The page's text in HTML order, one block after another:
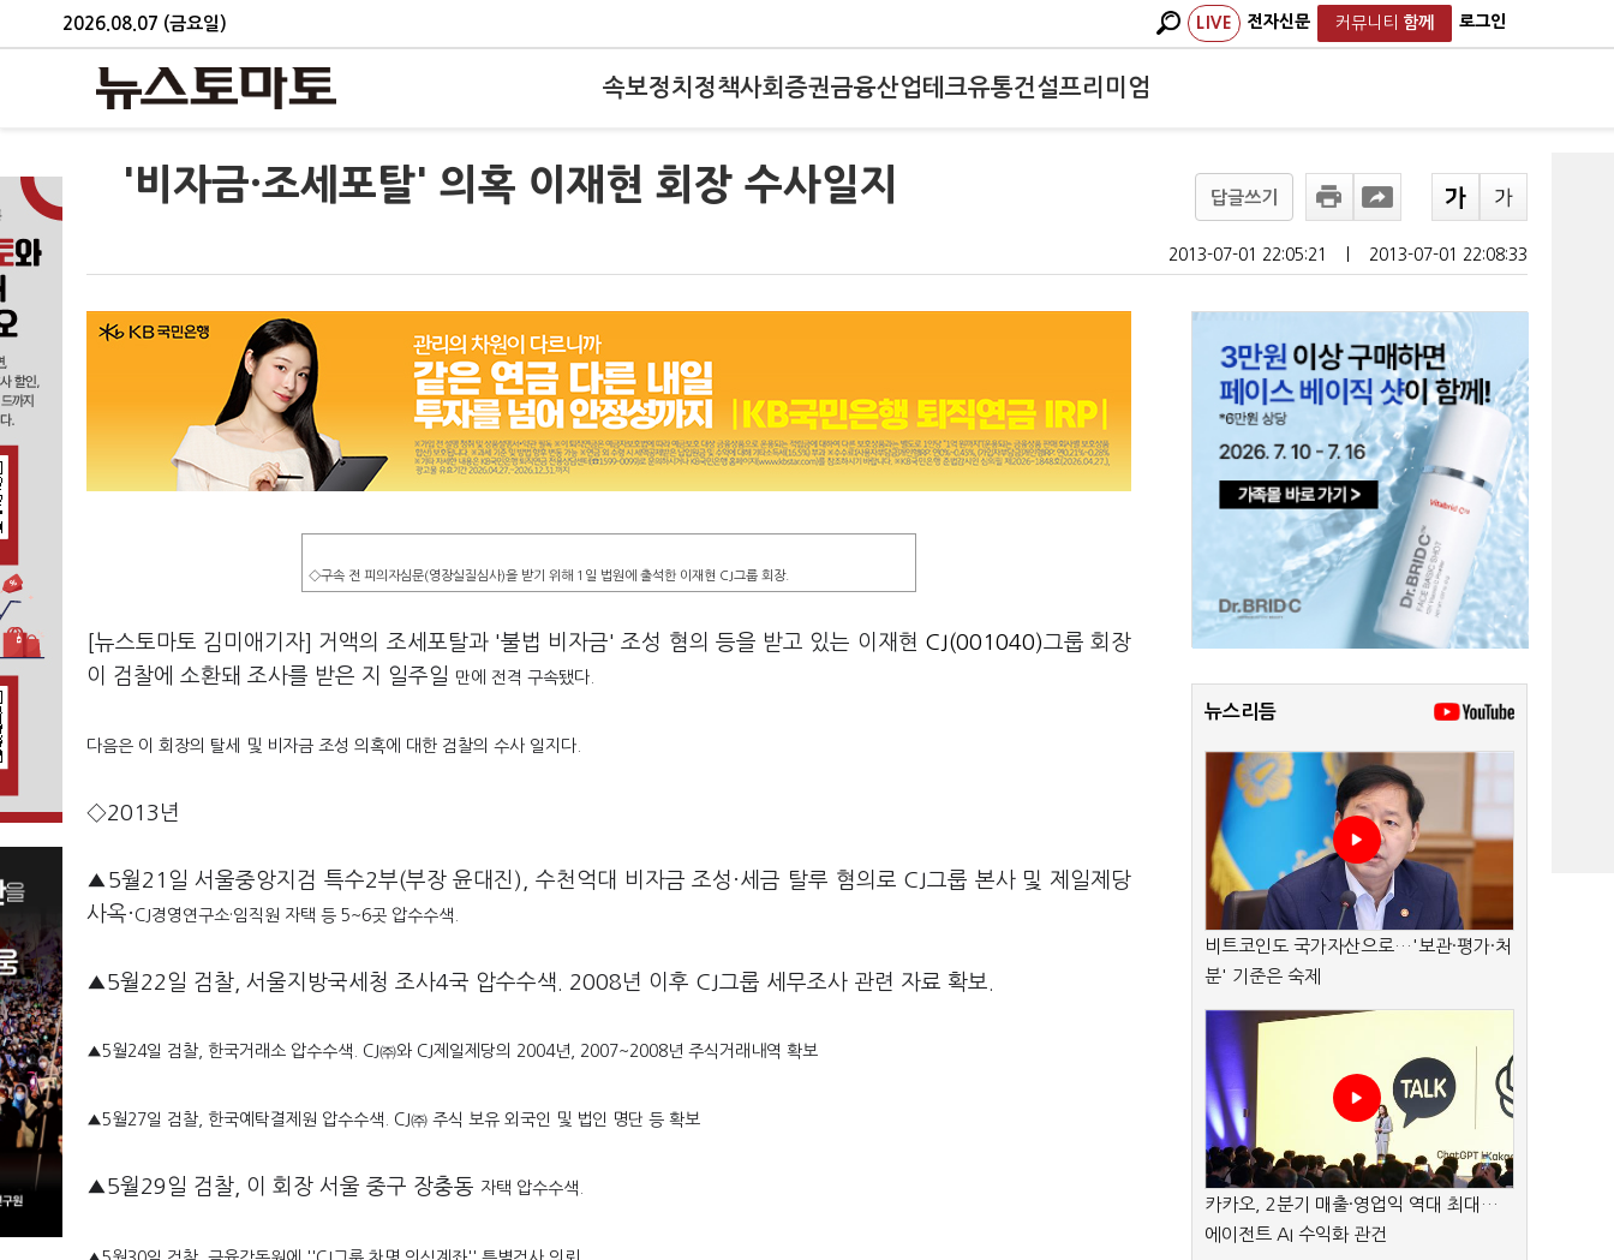
2026.08.07 (금요일) LIVE 전자신문 커뮤니티 함께 로그인
속보정치 정책사회 증권금융산업테크유통건설프리미엄
'비자금·조세포탈' 의혹 이재현 회장 수사일지 답글쓰기
2013-07-01 22:05:21 2013-07-01 22:08:33
◇구속 전 피의자심문(영장실질심사)을 받기 위해 1일 법원에 출석한 이재현 CJ그룹 회장.
[뉴스토마토 김미애기자] 거액의 조세포탈과 '불법 비자금' 조성 혐의 등을 받고 있는 이재현 CJ(001040)그룹 회장
이 검찰에 소환돼 조사를 받은 지 일주일 만에 전격 구속됐다.
다음은 이 회장의 탈세 및 비자금 조성 의혹에 대한 검찰의 수사 일지다.
◇2013년
▲5월21일 서울중앙지검 특수2부(부장 윤대진), 수천억대 비자금 조성·세금 탈루 혐의로 CJ그룹 본사 및 제일제당
사옥· CJ경영연구소·임직원 자택 등 5~6곳 압수수색.
▲5월22일 검찰, 서울지방국세청 조사4국 압수수색. 2008년 이후 CJ그룹 세무조사 관련 자료 확보.
▲5월24일 검찰, 한국거래소 압수수색. CJ㈜와 CJ제일제당의 2004년, 2007~2008년 주식거래내역 확보
▲5월27일 검찰, 한국예탁결제원 압수수색. CJ㈜ 주식 보유 외국인 및 법인 명단 등 확보
▲5월29일 검찰, 이 회장 서울 중구 장충동 자택 압수수색.
뉴스리듬
비트코인도 국가자산으로…'보관·평가·처
분' 기준은 숙제
카카오, 2분기 매출·영업익 역대 최대…
에이전트 AI 수익화 관건